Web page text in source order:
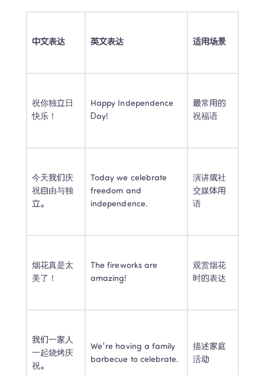
中文表达 英文表达 适用场景
祝你独立日
快乐！
Happy Independence
Day!
最常用的
祝福语
今天我们庆
祝自由与独
立。
Today we celebrate
freedom and
independence.
演讲或社
交媒体用
语
烟花真是太
美了！
The fireworks are
amazing!
观赏烟花
时的表达
我们一家人
一起烧烤庆
祝。
We're having a family
barbecue to celebrate.
描述家庭
活动